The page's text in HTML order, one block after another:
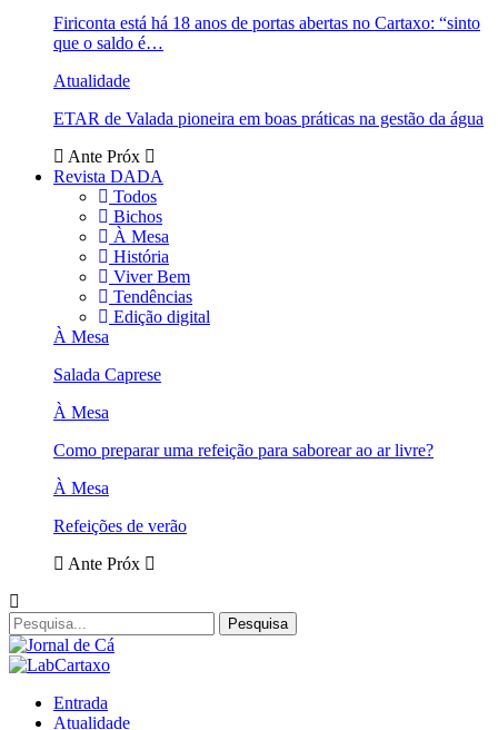
Firiconta está há 18 anos de portas abertas no Cartaxo: “sinto
que o saldo é…
Atualidade
ETAR de Valada pioneira em boas práticas na gestão da água
Ante Próx
Revista DADA
Todos
Bichos
À Mesa
História
Viver Bem
Tendências
Edição digital
À Mesa
Salada Caprese
À Mesa
Como preparar uma refeição para saborear ao ar livre?
À Mesa
Refeições de verão
Ante Próx
Entrada
Atualidade